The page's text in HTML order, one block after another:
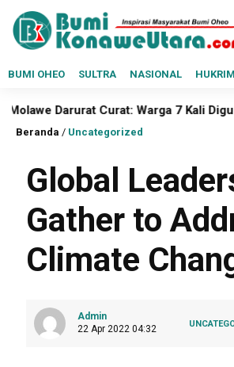
BUMI OHEO SULTRA NASIONAL HUKRIM
Darurat Curat: Warga 7 Kali Digulung
Beranda / Uncategorized
Global
Gather to
Climate
Admin
22 Apr 2022 04:32